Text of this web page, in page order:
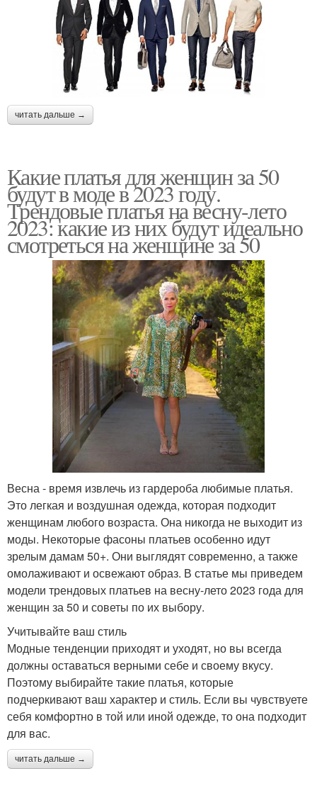
читать дальше →
Какие платья для женщин за 50
будут в моде в 2023 году.
Трендовые платья на весну-лето
2023: какие из них будут идеально
смотреться на женщине за 50
Весна - время извлечь из гардероба любимые платья.
Это легкая и воздушная одежда, которая подходит
женщинам любого возраста. Она никогда не выходит из
моды. Некоторые фасоны платьев особенно идут
зрелым дамам 50+. Они выглядят современно, а также
омолаживают и освежают образ. В статье мы приведем
модели трендовых платьев на весну-лето 2023 года для
женщин за 50 и советы по их выбору.
Учитывайте ваш стиль
Модные тенденции приходят и уходят, но вы всегда
должны оставаться верными себе и своему вкусу.
Поэтому выбирайте такие платья, которые
подчеркивают ваш характер и стиль. Если вы чувствуете
себя комфортно в той или иной одежде, то она подходит
для вас.
читать дальше →